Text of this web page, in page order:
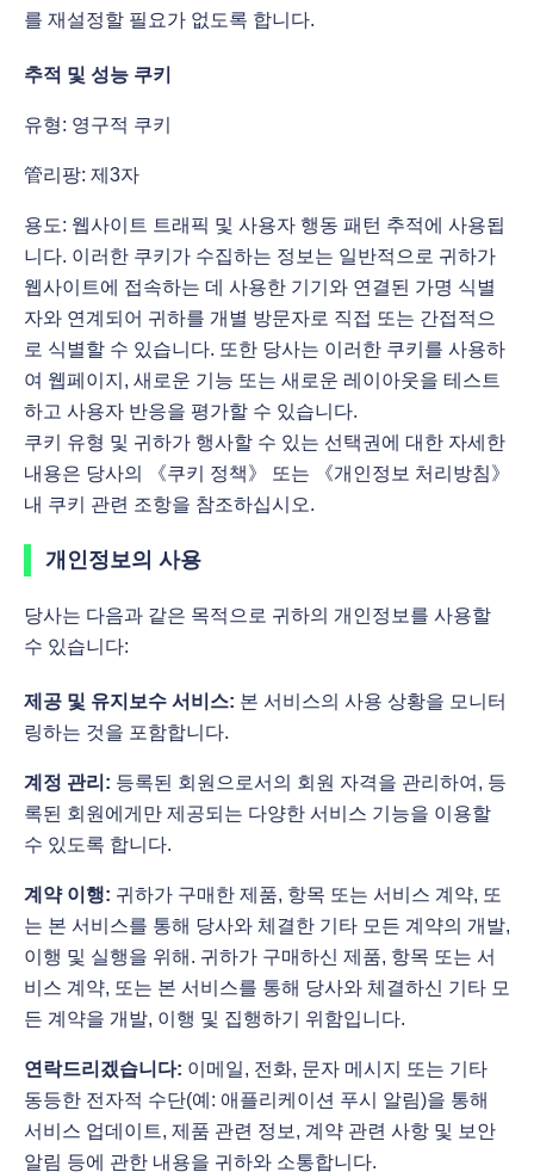
를 재설정할 필요가 없도록 합니다.
추적 및 성능 쿠키
유형: 영구적 쿠키
管리팡: 제3자
용도: 웹사이트 트래픽 및 사용자 행동 패턴 추적에 사용됩
니다. 이러한 쿠키가 수집하는 정보는 일반적으로 귀하가
웹사이트에 접속하는 데 사용한 기기와 연결된 가명 식별
자와 연계되어 귀하를 개별 방문자로 직접 또는 간접적으
로 식별할 수 있습니다. 또한 당사는 이러한 쿠키를 사용하
여 웹페이지, 새로운 기능 또는 새로운 레이아웃을 테스트
하고 사용자 반응을 평가할 수 있습니다.
쿠키 유형 및 귀하가 행사할 수 있는 선택권에 대한 자세한
내용은 당사의 《쿠키 정책》 또는 《개인정보 처리방침》
내 쿠키 관련 조항을 참조하십시오.
개인정보의 사용
당사는 다음과 같은 목적으로 귀하의 개인정보를 사용할
수 있습니다:
제공 및 유지보수 서비스: 본 서비스의 사용 상황을 모니터
링하는 것을 포함합니다.
계정 관리: 등록된 회원으로서의 회원 자격을 관리하여, 등
록된 회원에게만 제공되는 다양한 서비스 기능을 이용할
수 있도록 합니다.
계약 이행: 귀하가 구매한 제품, 항목 또는 서비스 계약, 또
는 본 서비스를 통해 당사와 체결한 기타 모든 계약의 개발,
이행 및 실행을 위해. 귀하가 구매하신 제품, 항목 또는 서
비스 계약, 또는 본 서비스를 통해 당사와 체결하신 기타 모
든 계약을 개발, 이행 및 집행하기 위함입니다.
연락드리겠습니다: 이메일, 전화, 문자 메시지 또는 기타
동등한 전자적 수단(예: 애플리케이션 푸시 알림)을 통해
서비스 업데이트, 제품 관련 정보, 계약 관련 사항 및 보안
알림 등에 관한 내용을 귀하와 소통합니다.